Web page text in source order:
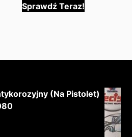
Sprawdź Teraz!
(Na Pistolet)